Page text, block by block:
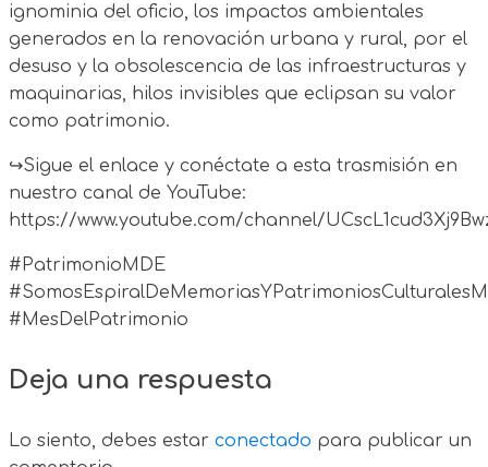
ignominia del oficio, los impactos ambientales
generados en la renovación urbana y rural, por el
desuso y la obsolescencia de las infraestructuras y
maquinarias, hilos invisibles que eclipsan su valor
como patrimonio.
↪Sigue el enlace y conéctate a esta trasmisión en
nuestro canal de YouTube:
https://www.youtube.com/channel/
#PatrimonioMDE
#MesDelPatrimonio
Deja una respuesta
Lo siento, debes estar conectado para publicar un